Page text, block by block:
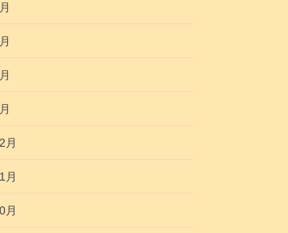
月
月
月